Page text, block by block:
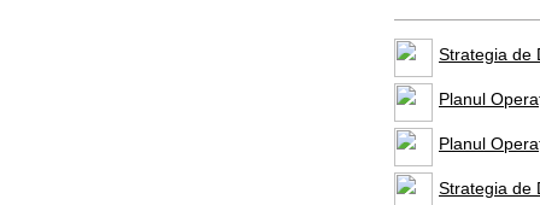
Strategia de
Planul
Planul
Strategia de